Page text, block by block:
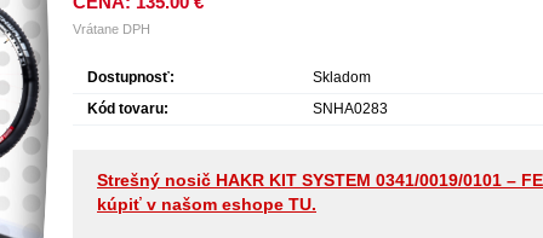
Vrátane DPH
Dostupnosť:
Skladom
Kód tovaru:
SNHA0283
Strešný nosič HAKR KIT SYSTEM 0341/0019/0101 –
kúpiť v našom eshope TU.